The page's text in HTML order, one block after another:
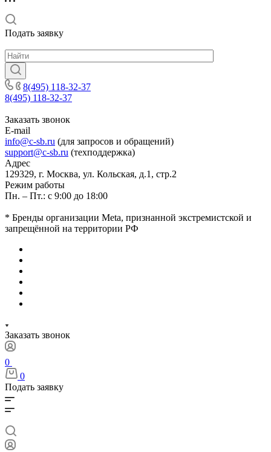
Подать заявку
8(495) 118-32-37
8(495) 118-32-37
Заказать звонок
E-mail
info@c-sb.ru (для запросов и обращений)
support@c-sb.ru (техподдержка)
Адрес
129329, г. Москва, ул. Кольская, д.1, стр.2
Режим работы
Пн. – Пт.: с 9:00 до 18:00
* Бренды организации Meta, признанной экстремистской и
запрещённой на территории РФ
Заказать звонок
0
0
Подать заявку